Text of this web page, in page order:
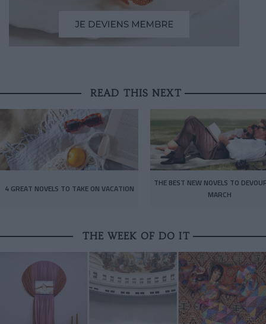
READ THIS NEXT
4 GREAT NOVELS TO TAKE ON VACATION
THE BEST NEW NOVELS TO
MARCH
THE WEEK OF DO IT